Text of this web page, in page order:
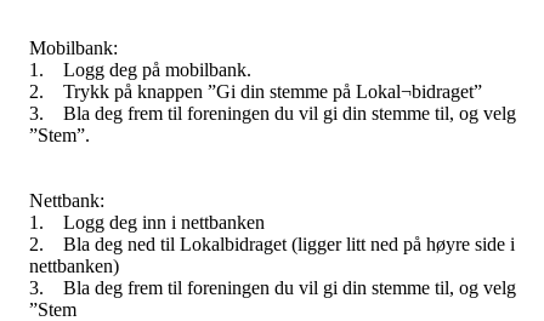
Mobilbank:
1. Logg deg på mobilbank.
2. Trykk på knappen ”Gi din stemme på Lokal¬bidraget”
3. Bla deg frem til foreningen du vil gi din stemme til, og velg
”Stem”.
Nettbank:
1. Logg deg inn i nettbanken
2. Bla deg ned til Lokalbidraget (ligger litt ned på høyre side i
nettbanken)
3. Bla deg frem til foreningen du vil gi din stemme til, og velg
”Stem